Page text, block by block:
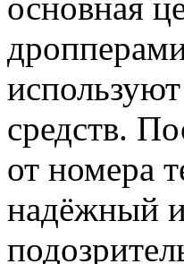
средств.
от номера
надёжный